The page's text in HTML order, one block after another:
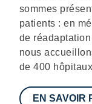
sommes
patients : en
de
nous
de 400
EN SAVOIR